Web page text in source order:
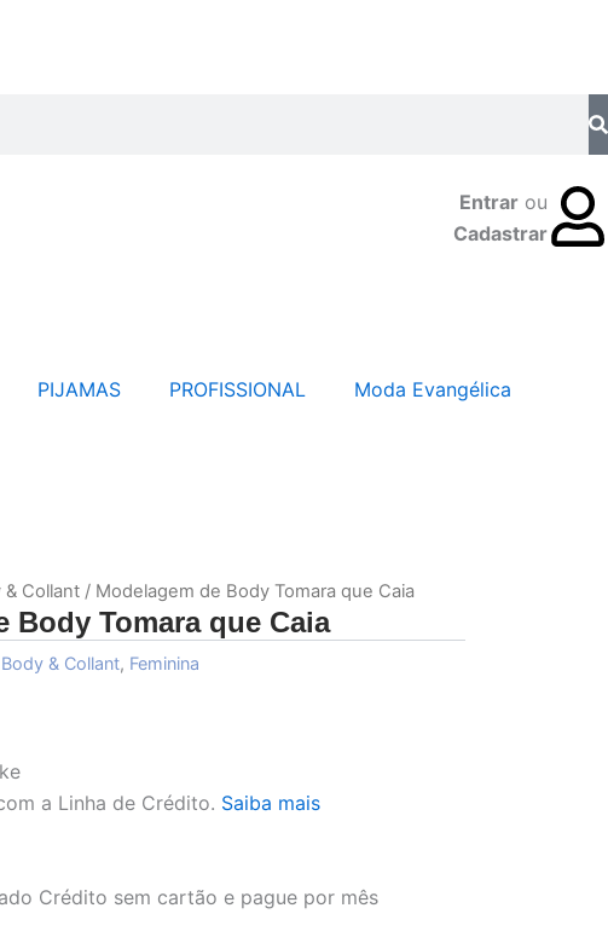
Entrar ou
Cadastrar
PIJAMAS PROFISSIONAL Moda Evangélica
& Collant / Modelagem de Body Tomara que Caia
Body Tomara que Caia
Body & Collant, Feminina
a Linha de Crédito. Saiba mais
Crédito sem cartão e pague por mês